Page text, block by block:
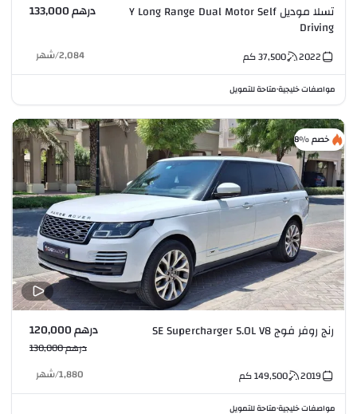
تسلا موديل Y Long Range Dual Motor Self
Driving
درهم 133,000
2022
37,500كم 2,084
/شهر
مواصفات خليجية•متاحة للتمويل
خصم %8
رنج روفر فوج SE Supercharger 5.0L V8 درهم 120,000
درهم 130,000
2019
149,500كم 1,880
/شهر
مواصفات خليجية•متاحة للتمويل